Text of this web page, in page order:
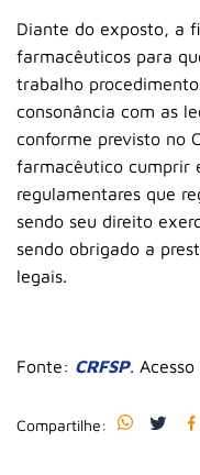
Diante do exposto, a
farmacêuticos para
trabalho
consonância com as
conforme previsto no
farmacêutico cumprir
regulamentares que
sendo seu direito
sendo obrigado a
legais.
Fonte: CRFSP.
Compartilhe: